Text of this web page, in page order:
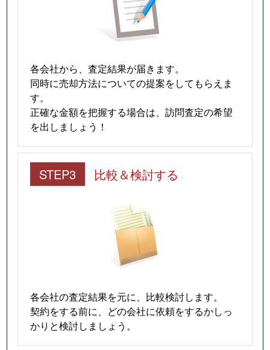
各会社から、査定結果が届きます。
同時に売却方法についての提案をしてもらえま
す。
正確な金額を把握する場合は、訪問査定の希望
を出しましょう！
STEP3 比較＆検討する
各会社の査定結果を元に、比較検討します。
契約をする前に、どの会社に依頼をするかしっ
かりと検討しましょう。